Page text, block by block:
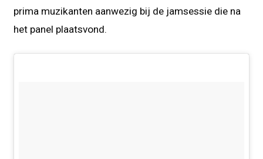
prima muzikanten aanwezig bij de jamsessie die na
het panel plaatsvond.